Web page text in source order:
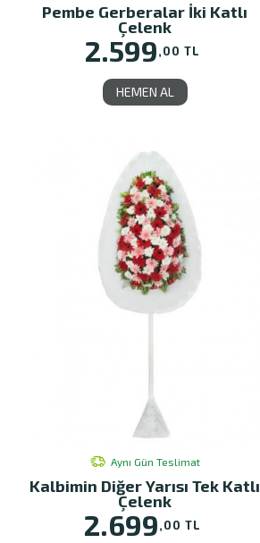
Pembe Gerberalar İki Katlı
Çelenk
2.599,00 TL
HEMEN AL
Aynı Gün Teslimat
Kalbimin Diğer Yarısı Tek Katlı
Çelenk
2.699,00 TL